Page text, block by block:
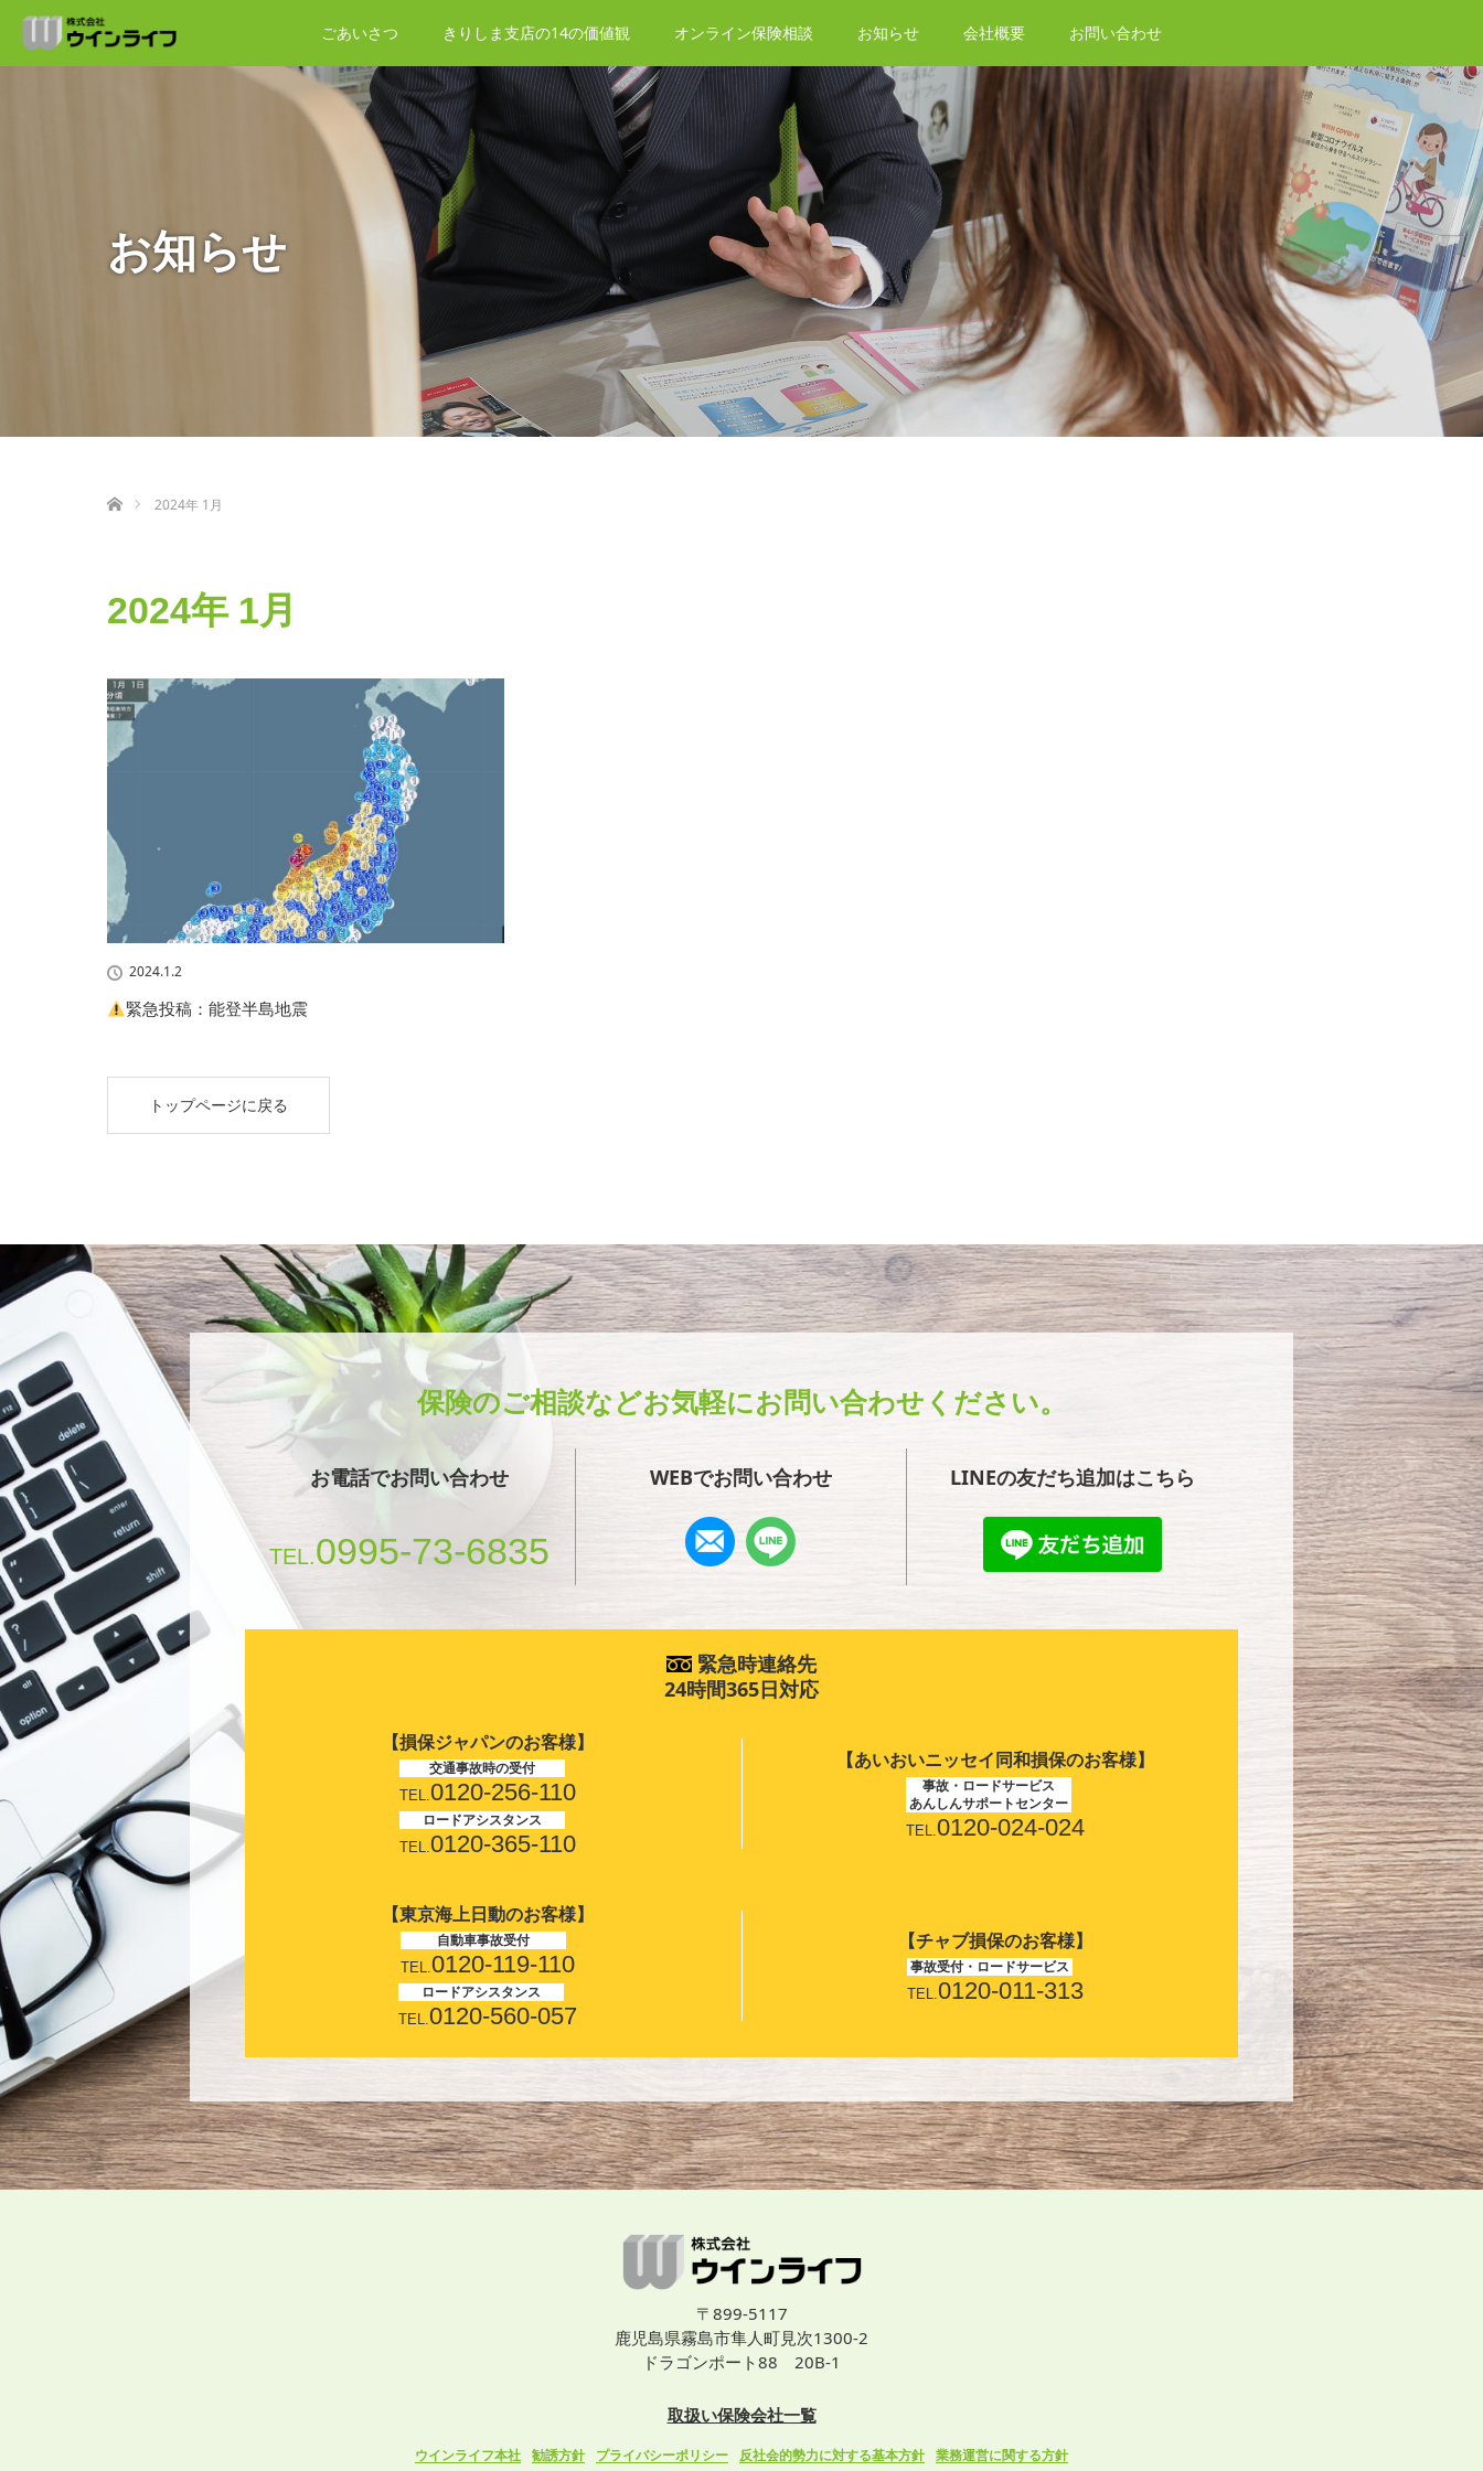
ごあいさつ きりしま支店の14の価値観 オンライン保険相談 お知らせ 会社概要 お問い合わせ
お知らせ
2024年 1月
2024年 1月
2024.1.2
緊急投稿：能登半島地震
トップページに戻る
保険のご相談などお気軽にお問い合わせください。
お電話でお問い合わせ
TEL.0995-73-6835
WEBでお問い合わせ LINEの友だち追加はこちら
緊急時連絡先
24時間365日対応
【損保ジャパンのお客様】
交通事故時の受付
TEL.0120-256-110
ロードアシスタンス
TEL.0120-365-110
【あいおいニッセイ同和損保のお客様】
事故・ロードサービス
あんしんサポートセンター
TEL. 0120-024-024
【東京海上日動のお客様】
自動車事故受付
TEL.0120-119-110
ロードアシスタンス
TEL.0120-560-057
【チャブ損保のお客様】
事故受付・ロードサービス
TEL. 0120-011-313
〒899-5117
鹿児島県霧島市隼人町見次1300-2
ドラゴンポート88 20B-1
取扱い保険会社一覧
ウインライフ本社 勧誘方針 プライバシーポリシー 反社会的勢力に対する基本方針 業務運営に関する方針